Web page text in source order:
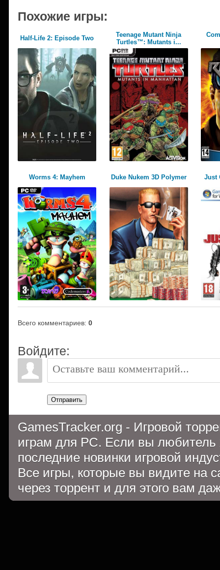
Похожие игры:
Half-Life 2: Episode Two
Teenage Mutant Ninja
Turtles™: Mutants i...
Worms 4: Mayhem Duke Nukem 3D Polymer Just
Всего комментариев: 0
Войдите:
Отправить
GamesTracker.org - Игровой
играм для PC. Если вы
последние новинки игровой
Все игры, которые вы видите на
через торрент и для этого вам